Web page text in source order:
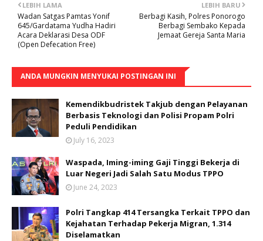
LEBIH BARU
Berbagi Kasih, Polres Ponorogo
Berbagi Sembako Kepada
Jemaat Gereja Santa Maria
LEBIH LAMA
Wadan Satgas Pamtas Yonif
645/Gardatama Yudha Hadiri
Acara Deklarasi Desa ODF
(Open Defecation Free)
ANDA MUNGKIN MENYUKAI POSTINGAN INI
Kemendikbudristek Takjub dengan Pelayanan
Berbasis Teknologi dan Polisi Propam Polri
Peduli Pendidikan
July 16, 2023
Waspada, Iming-iming Gaji Tinggi Bekerja di
Luar Negeri Jadi Salah Satu Modus TPPO
June 24, 2023
Polri Tangkap 414 Tersangka Terkait TPPO dan
Kejahatan Terhadap Pekerja Migran, 1.314
Diselamatkan